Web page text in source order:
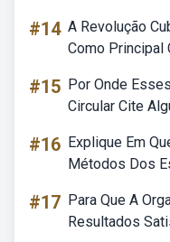
#14 A Revolução
Como Principal
#15 Por Onde
Circular Cite
#16 Explique Em
Métodos Dos
#17 Para Que A
Resultados